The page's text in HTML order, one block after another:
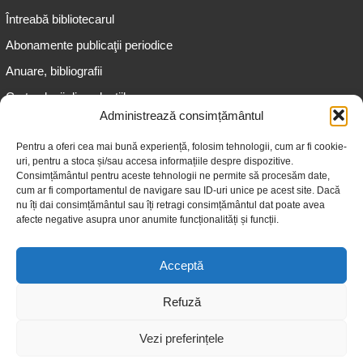
Administrează consimțământul
Pentru a oferi cea mai bună experiență, folosim tehnologii, cum ar fi cookie-
uri, pentru a stoca și/sau accesa informațiile despre dispozitive.
Consimțământul pentru aceste tehnologii ne permite să procesăm date,
cum ar fi comportamentul de navigare sau ID-uri unice pe acest site. Dacă
nu îți dai consimțământul sau îți retragi consimțământul dat poate avea
afecte negative asupra unor anumite funcționalități și funcții.
Acceptă
Refuză
Vezi preferințele
Întreabă bibliotecarul
Abonamente publicaţii periodice
Anuare, bibliografii
Cartea lunii din colecțiile
Informații pentru adolescenți
Informații pentru adulți
Informații pentru seniori
© 2026 Biblioteca Judeţeană „Gheorghe Asachi” Iaşi